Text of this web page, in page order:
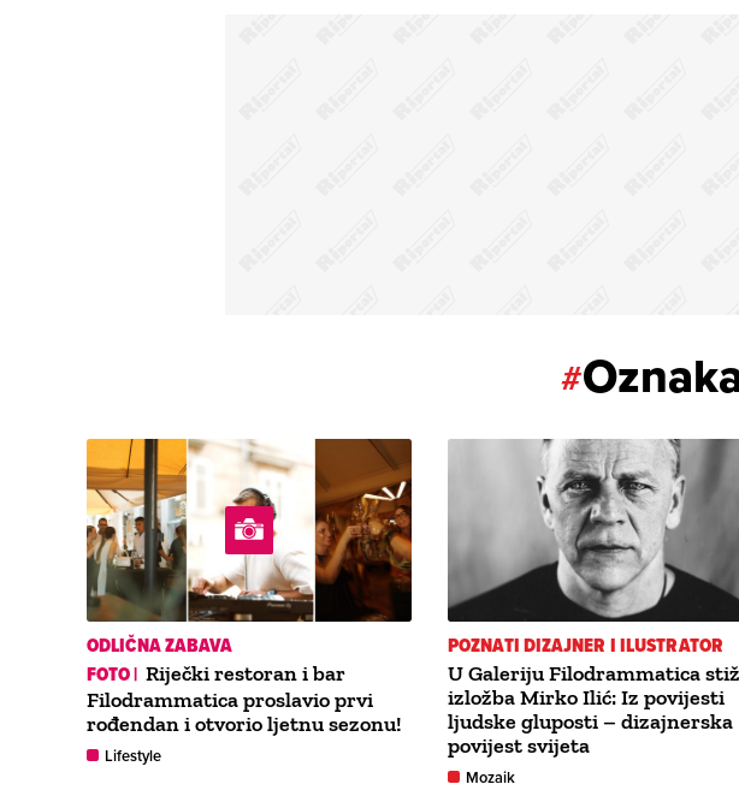
#
ODLIČNA ZABAVA
FOTO | Riječki restoran i bar
Filodrammatica proslavio prvi
rođendan i otvorio ljetnu sezonu!
Lifestyle
POZNATI DIZAJNER I ILUSTRATOR
U Galeriju Filodrammatica
izložba Mirko Ilić: Iz povijesti
ljudske gluposti – dizajnerska
povijest svijeta
Mozaik